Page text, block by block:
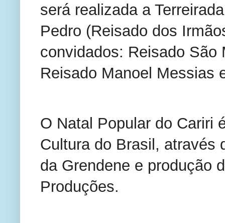
será realizada a
Pedro (Reisado dos
convidados: Reisado São
Reisado Manoel Messias
O Natal Popular do Cariri
Cultura do Brasil, através
da Grendene e produção
Produções.